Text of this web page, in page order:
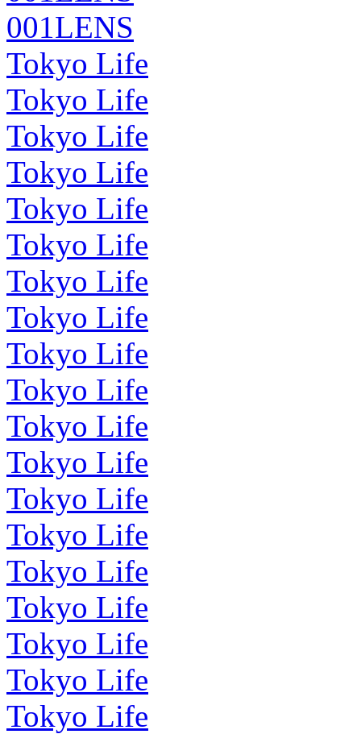
001LENS
Tokyo Life
Tokyo Life
Tokyo Life
Tokyo Life
Tokyo Life
Tokyo Life
Tokyo Life
Tokyo Life
Tokyo Life
Tokyo Life
Tokyo Life
Tokyo Life
Tokyo Life
Tokyo Life
Tokyo Life
Tokyo Life
Tokyo Life
Tokyo Life
Tokyo Life